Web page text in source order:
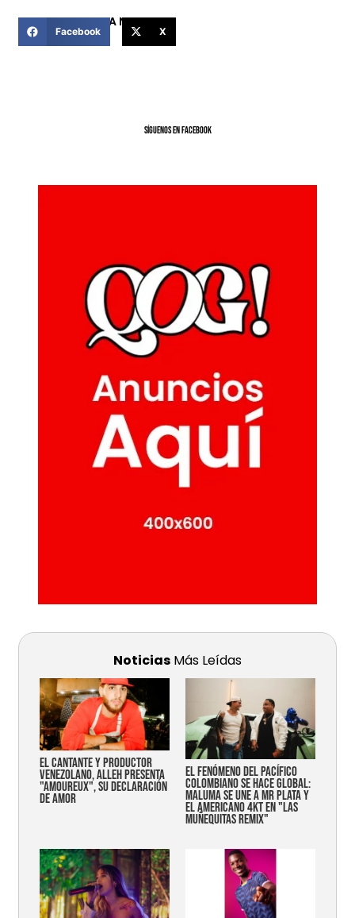
COMPARTIR ESTA NOTICIA
Facebook X
SíGUENOS EN FACEBOOK
Noticias Más Leídas
EL CANTANTE Y PRODUCTOR
VENEZOLANO, ALLEH PRESENTA
"AMOUREUX", SU DECLARACIÓN
DE AMOR
EL FENÓMENO DEL PACÍFICO
COLOMBIANO SE HACE GLOBAL:
MALUMA SE UNE A MR PLATA Y
EL AMERICANO 4KT EN "LAS
MUÑEQUITAS REMIX"